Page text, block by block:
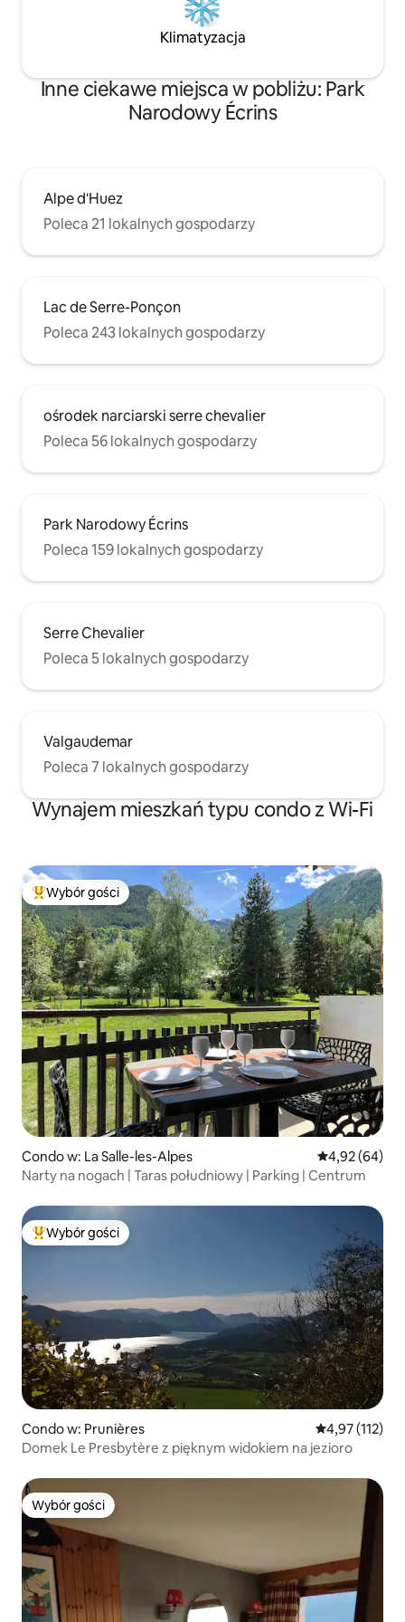
Klimatyzacja
Inne ciekawe miejsca w pobliżu: Park
Narodowy Écrins
Alpe d'Huez
Poleca 21 lokalnych gospodarzy
Lac de Serre-Ponçon
Poleca 243 lokalnych gospodarzy
ośrodek narciarski serre chevalier
Poleca 56 lokalnych gospodarzy
Park Narodowy Écrins
Poleca 159 lokalnych gospodarzy
Serre Chevalier
Poleca 5 lokalnych gospodarzy
Valgaudemar
Poleca 7 lokalnych gospodarzy
Wynajem mieszkań typu condo z Wi-Fi
Najpopularniejsze z kategorii Wybór gości
Wybór gości
Condo w: La Salle-les-Alpes Średnia
4,92 (64)
Narty na nogach | Taras południowy | Parking | Centrum
Najpopularniejsze z kategorii Wybór gości
Wybór gości
Condo w: Prunières Średnia
4,97 (112)
Domek Le Presbytère z pięknym widokiem na jezioro
Wybór gości
Wybór gości